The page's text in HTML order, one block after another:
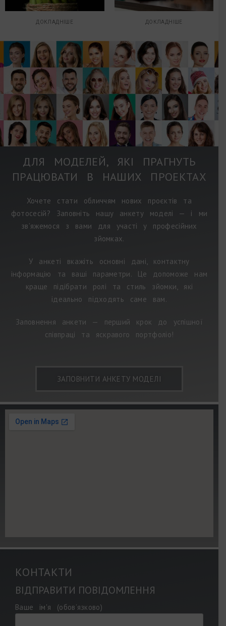
ДОКЛАДНІШЕ ДОКЛАДНІШЕ
ДЛЯ МОДЕЛЕЙ, ЯКІ ПРАГНУТЬ
ПРАЦЮВАТИ В НАШИХ ПРОЕКТАХ
Хочете стати обличчям нових проєктів та
фотосесій? Заповніть нашу анкету моделі — і ми
зв’яжемося з вами для участі у професійних
зйомках.
У анкеті вкажіть основні дані, контактну
інформацію та ваші параметри. Це допоможе нам
краще підібрати ролі та стиль зйомки, які
ідеально підходять саме вам.
Заповнення анкети — перший крок до успішної
співпраці та яскравого портфоліо!
ЗАПОВНИТИ АНКЕТУ МОДЕЛІ
КОНТАКТИ
ВІДПРАВИТИ ПОВІДОМЛЕННЯ
Ваше ім'я (обов’язково)